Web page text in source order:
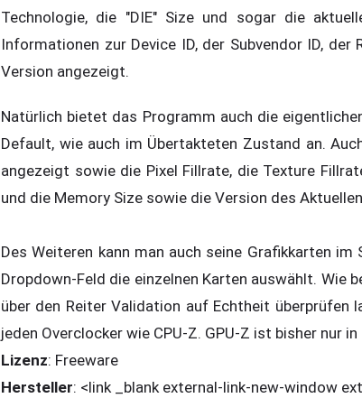
Technologie, die "DIE" Size und sogar die
Informationen zur Device ID, der Subvendor ID,
Version angezeigt.
Natürlich bietet das Programm auch die
Default, wie auch im Übertakteten Zustand an.
angezeigt sowie die Pixel Fillrate, die Texture
und die Memory Size sowie die Version des
Des Weiteren kann man auch seine Grafikkarten
Dropdown-Feld die einzelnen Karten auswählt. Wie
über den Reiter Validation auf Echtheit
jeden Overclocker wie CPU-Z. GPU-Z ist bisher nur
Lizenz: Freeware
Hersteller: <link _blank external-link-new-window